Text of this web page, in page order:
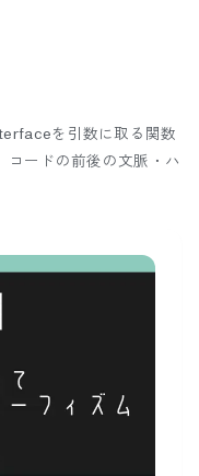
を引数に取る関数
コードの前後の文脈・ハ